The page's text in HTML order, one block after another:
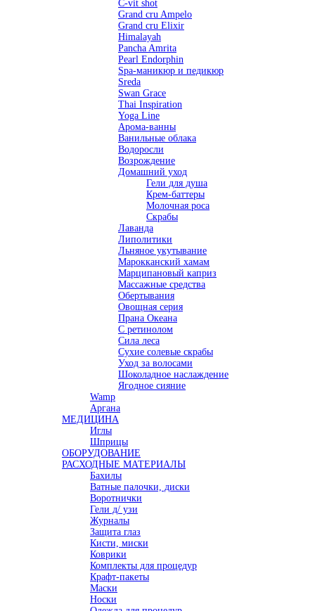
C-vit shot
Grand cru Ampelo
Grand сru Elixir
Himalayah
Pancha Amrita
Pearl Endorphin
Spa-маникюр и педикюр
Sreda
Swan Grace
Thai Inspiration
Yoga Line
Арома-ванны
Ванильные облака
Водоросли
Возрождение
Домашний уход
Гели для душа
Крем-баттеры
Молочная роса
Скрабы
Лаванда
Липолитики
Льняное укутывание
Марокканский хамам
Марципановый каприз
Массажные средства
Обертывания
Овощная серия
Прана Океана
С ретинолом
Сила леса
Сухие солевые скрабы
Уход за волосами
Шоколадное наслаждение
Ягодное сияние
Wamp
Аргана
МЕДИЦИНА
Иглы
Шприцы
ОБОРУДОВАНИЕ
РАСХОДНЫЕ МАТЕРИАЛЫ
Бахилы
Ватные палочки, диски
Воротнички
Гели д/ узи
Журналы
Защита глаз
Кисти, миски
Коврики
Комплекты для процедур
Крафт-пакеты
Маски
Носки